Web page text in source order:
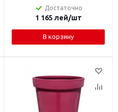
Достаточно
1 165 лей/шт
В корзину